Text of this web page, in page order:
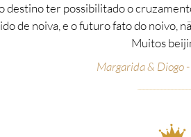
destino ter possibilitado o
de noiva, e o futuro fato do noivo,
Muitos
Margarida & Diogo -